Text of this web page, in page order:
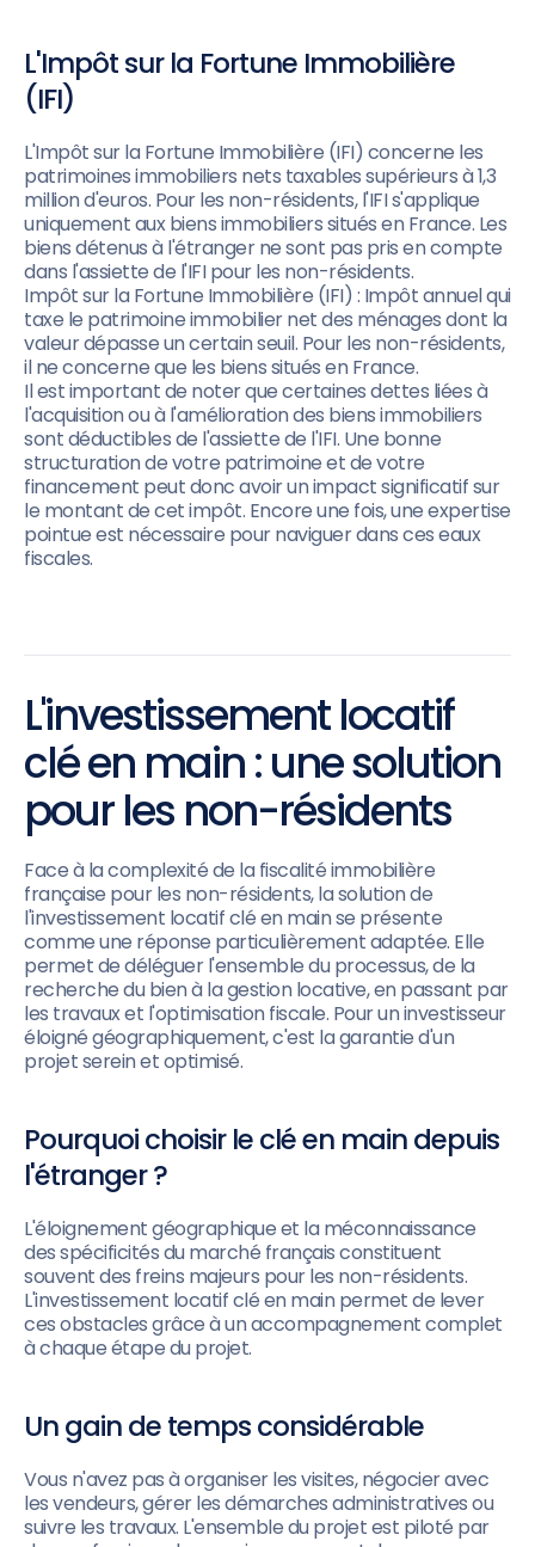
L'Impôt sur la Fortune Immobilière
(IFI)
L'Impôt sur la Fortune Immobilière (IFI) concerne les
patrimoines immobiliers nets taxables supérieurs à 1,3
million d'euros. Pour les non-résidents, l'IFI s'applique
uniquement aux biens immobiliers situés en France. Les
biens détenus à l'étranger ne sont pas pris en compte
dans l'assiette de l'IFI pour les non-résidents.
Impôt sur la Fortune Immobilière (IFI) : Impôt annuel qui
taxe le patrimoine immobilier net des ménages dont la
valeur dépasse un certain seuil. Pour les non-résidents,
il ne concerne que les biens situés en France.
Il est important de noter que certaines dettes liées à
l'acquisition ou à l'amélioration des biens immobiliers
sont déductibles de l'assiette de l'IFI. Une bonne
structuration de votre patrimoine et de votre
financement peut donc avoir un impact significatif sur
le montant de cet impôt. Encore une fois, une expertise
pointue est nécessaire pour naviguer dans ces eaux
fiscales.
L'investissement locatif
clé en main : une solution
pour les non-résidents
Face à la complexité de la fiscalité immobilière
française pour les non-résidents, la solution de
l'investissement locatif clé en main se présente
comme une réponse particulièrement adaptée. Elle
permet de déléguer l'ensemble du processus, de la
recherche du bien à la gestion locative, en passant par
les travaux et l'optimisation fiscale. Pour un investisseur
éloigné géographiquement, c'est la garantie d'un
projet serein et optimisé.
Pourquoi choisir le clé en main depuis
l'étranger ?
L'éloignement géographique et la méconnaissance
des spécificités du marché français constituent
souvent des freins majeurs pour les non-résidents.
L'investissement locatif clé en main permet de lever
ces obstacles grâce à un accompagnement complet
à chaque étape du projet.
Un gain de temps considérable
Vous n'avez pas à organiser les visites, négocier avec
les vendeurs, gérer les démarches administratives ou
suivre les travaux. L'ensemble du projet est piloté par